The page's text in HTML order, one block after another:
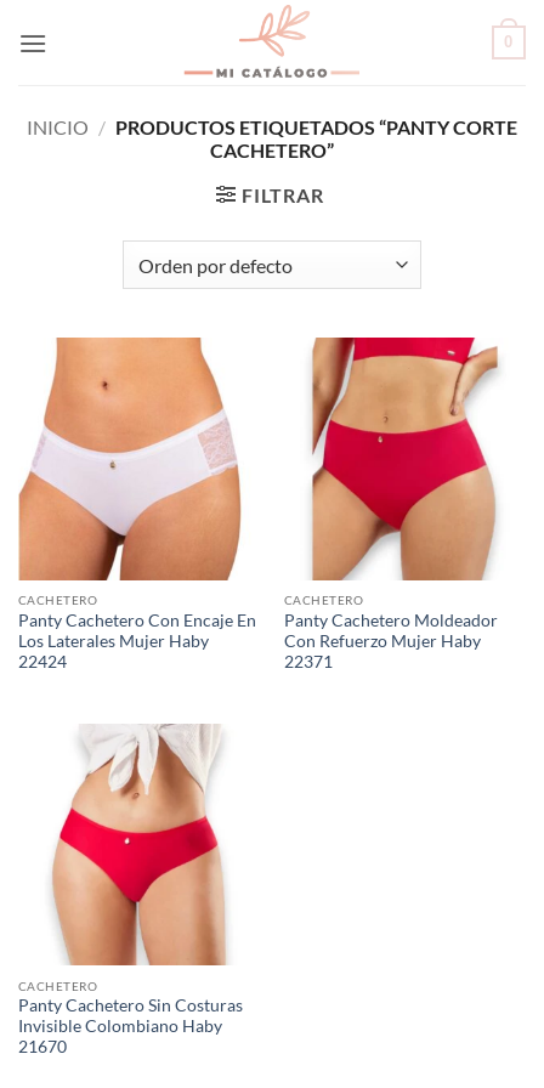
0
INICIO / PRODUCTOS ETIQUETADOS “PANTY CORTE
CACHETERO”
FILTRAR
CACHETERO
Panty Cachetero Con Encaje En
Los Laterales Mujer Haby
22424
CACHETERO
Panty Cachetero Moldeador
Con Refuerzo Mujer Haby
22371
CACHETERO
Panty Cachetero Sin Costuras
Invisible Colombiano Haby
21670